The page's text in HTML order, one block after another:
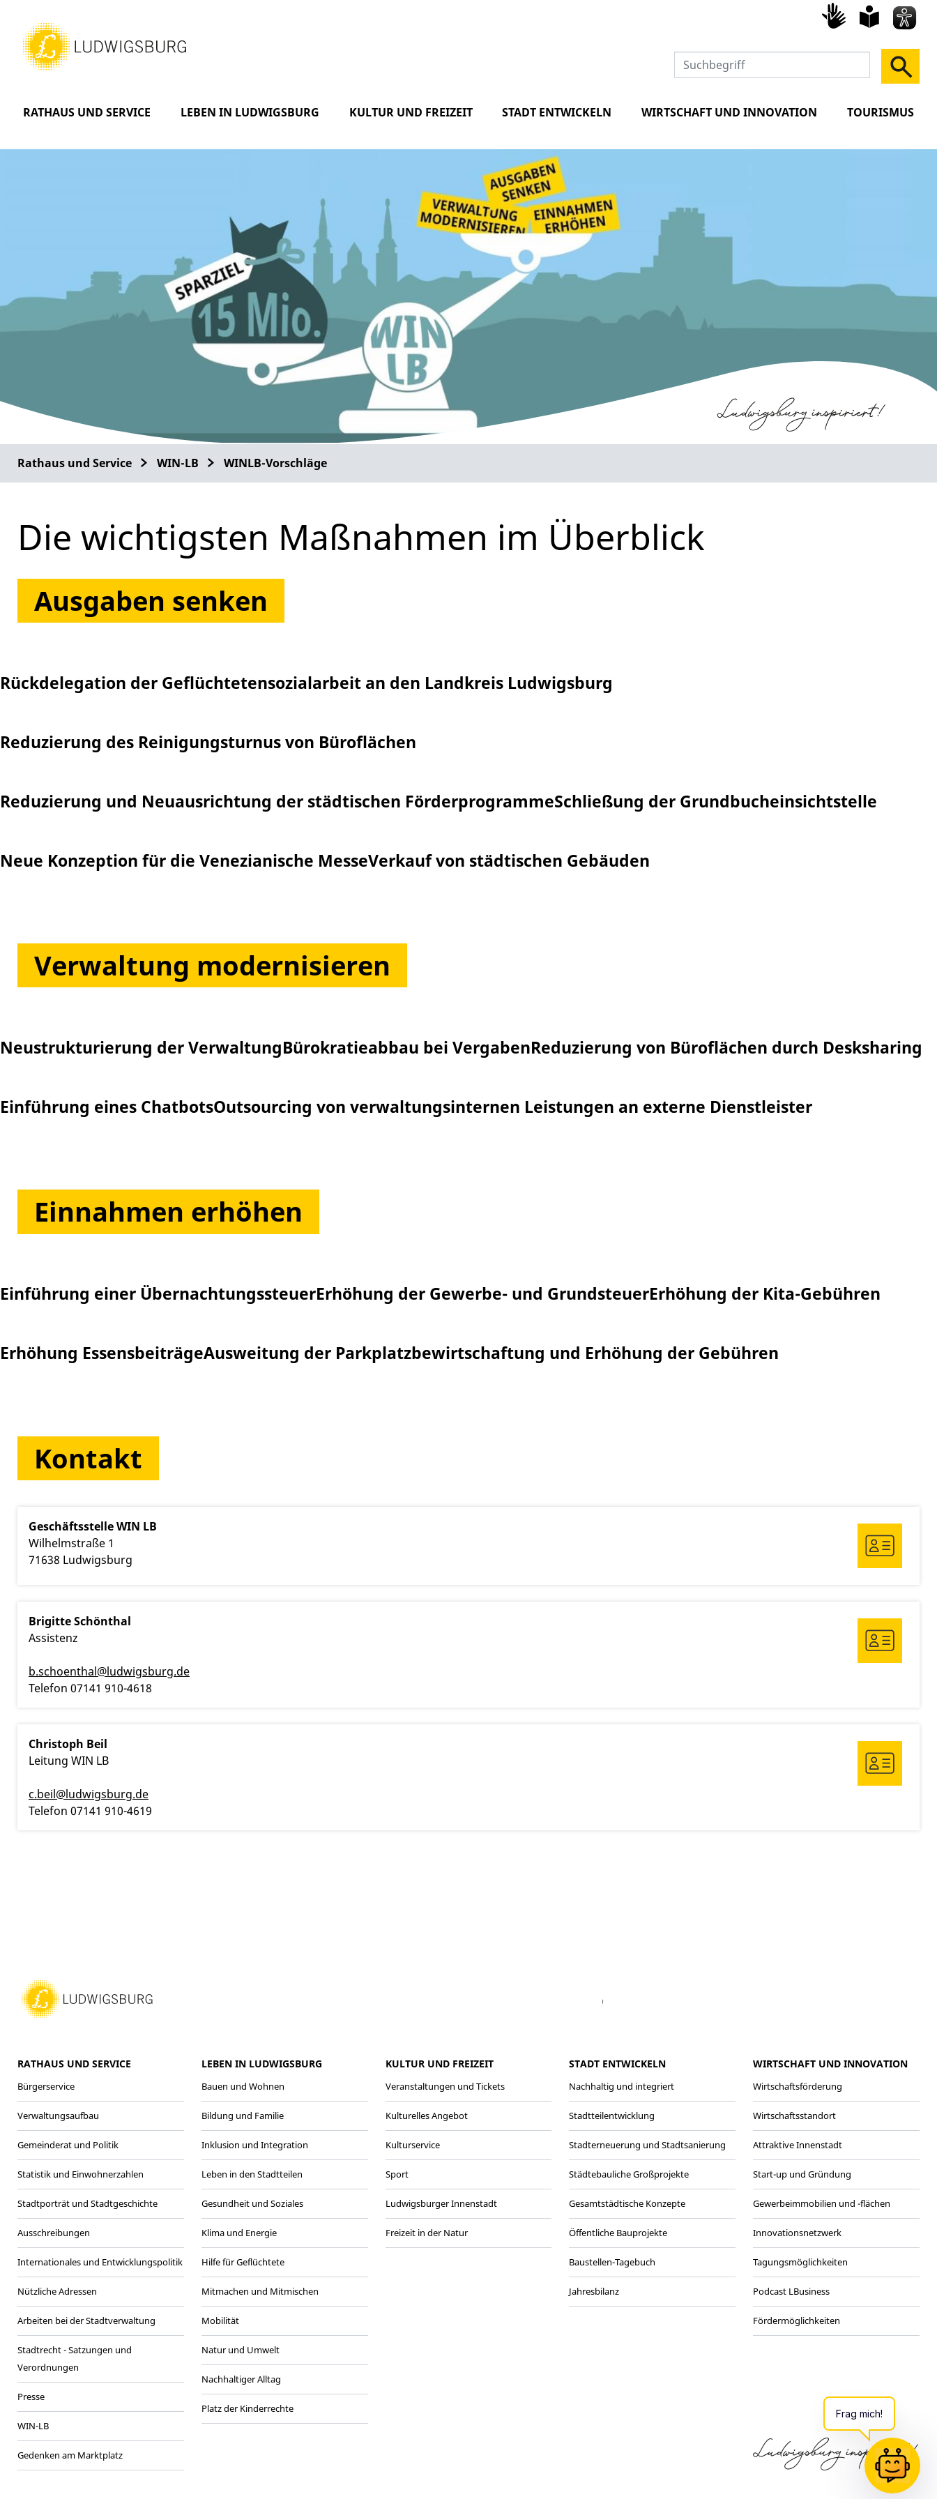
RATHAUS UND SERVICE LEBEN IN LUDWIGSBURG KULTUR UND FREIZEIT STADT ENTWICKELN WIRTSCHAFT UND INNOVATION TOURISMUS
Rathaus und Service WIN-LB WINLB-Vorschläge
Die wichtigsten Maßnahmen im Überblick
Ausgaben senken
Rückdelegation der Geflüchtetensozialarbeit an den Landkreis Ludwigsburg
Reduzierung des Reinigungsturnus von Büroflächen
Reduzierung und Neuausrichtung der städtischen FörderprogrammeSchließung der Grundbucheinsichtstelle
Neue Konzeption für die Venezianische MesseVerkauf von städtischen Gebäuden
Verwaltung modernisieren
Neustrukturierung der VerwaltungBürokratieabbau bei VergabenReduzierung von Büroflächen durch Desksharing
Einführung eines ChatbotsOutsourcing von verwaltungsinternen Leistungen an externe Dienstleister
Einnahmen erhöhen
Einführung einer ÜbernachtungssteuerErhöhung der Gewerbe- und GrundsteuerErhöhung der Kita-Gebühren
Erhöhung EssensbeiträgeAusweitung der Parkplatzbewirtschaftung und Erhöhung der Gebühren
Kontakt
Geschäftsstelle WIN LB
Wilhelmstraße 1
71638 Ludwigsburg
BrigitteSchönthal
Assistenz
b.schoenthal@ludwigsburg.de
Telefon 07141 910-4618
Christoph Beil
Leitung WIN LB
c.beil@ludwigsburg.de
Telefon 07141 910-4619
LinkedIn
RATHAUS UND SERVICE
Bürgerservice
Verwaltungsaufbau
Gemeinderat und Politik
Statistik und Einwohnerzahlen
Stadtporträt und Stadtgeschichte
Ausschreibungen
Internationales und Entwicklungspolitik
Nützliche Adressen
Arbeiten bei der Stadtverwaltung
Stadtrecht - Satzungen und
Verordnungen
Presse
WIN-LB
Gedenken am Marktplatz
LEBEN IN LUDWIGSBURG
Bauen und Wohnen
Bildung und Familie
Inklusion und Integration
Leben in den Stadtteilen
Gesundheit und Soziales
Klima und Energie
Hilfe für Geflüchtete
Mitmachen und Mitmischen
Mobilität
Natur und Umwelt
Nachhaltiger Alltag
Platz der Kinderrechte
KULTUR UND FREIZEIT
Veranstaltungen und Tickets
Kulturelles Angebot
Kulturservice
Sport
Ludwigsburger Innenstadt
Freizeit in der Natur
STADT ENTWICKELN
Nachhaltig und integriert
Stadtteilentwicklung
Stadterneuerung und Stadtsanierung
Städtebauliche Großprojekte
Gesamtstädtische Konzepte
Öffentliche Bauprojekte
Baustellen-Tagebuch
Jahresbilanz
WIRTSCHAFT UND INNOVATION
Wirtschaftsförderung
Wirtschaftsstandort
Attraktive Innenstadt
Start-up und Gründung
Gewerbeimmobilien und -flächen
Innovationsnetzwerk
Tagungsmöglichkeiten
Podcast LBusiness
Fördermöglichkeiten